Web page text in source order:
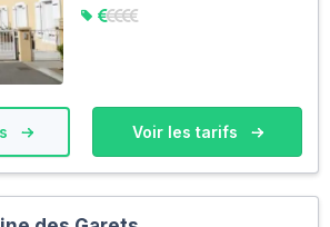
Voir les tarifs